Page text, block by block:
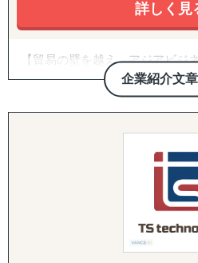
・Amazon USや越境ECに出し
ハウがない
・海外事業の戦略を相談できる
【サービス概要】
グロスペリティの特長は、**市
構築・B2B営業代行・パートナ
で、海外進出に必要な全工程を
「一気通貫の支援体制」**にあ
らず、現地ネットワークを活用
1. 海外営業代行（B2B）
詳しく見
企業紹介文
【貿易の壁を越え、アジアビジ
ョナル】
トレーディネート株式会社は「
げる」という理念のもと、
海外展開を目指す企業と海外市
台湾・タイを中心としたアジア
物流と営業代行を融合させた独
これまで多くの企業の海外進出
■ グローバルサポートの強み
【圧倒的な台湾ネットワーク】